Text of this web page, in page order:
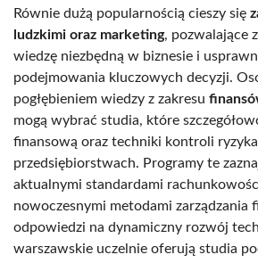
Równie dużą popularnością cieszy się
ludzkimi oraz marketing, pozwalające
wiedzę niezbędną w biznesie i
podejmowania kluczowych decyzji.
pogłębieniem wiedzy z zakresu
mogą wybrać studia, które
finansową oraz techniki kontroli
przedsiębiorstwach. Programy te
aktualnymi standardami
nowoczesnymi metodami zarządzania
odpowiedzi na dynamiczny rozwój
warszawskie uczelnie oferują studia